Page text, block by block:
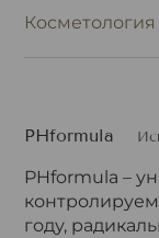
Косметология
PHformula
PHformula –
году,